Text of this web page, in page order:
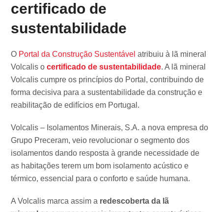
certificado de
sustentabilidade
O Portal da Construção Sustentável atribuiu à lã mineral
Volcalis ocertificado de sustentabilidade. A lã mineral
Volcalis cumpre os princípios do Portal, contribuindo de
forma decisiva para a sustentabilidade da construção e
reabilitação de edifícios em Portugal.
Volcalis – Isolamentos Minerais, S.A. a nova empresa do
Grupo Preceram, veio revolucionar o segmento dos
isolamentos dando resposta à grande necessidade de
as habitações terem um bom isolamento acústico e
térmico, essencial para o conforto e saúde humana.
A Volcalis marca assim a redescoberta da lã